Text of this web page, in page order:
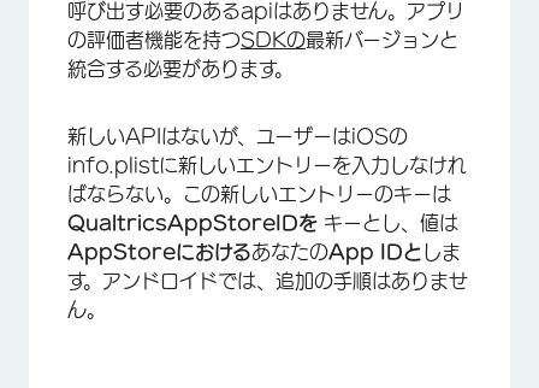
×
呼び出す必要のあるapiはありません。アプリ
の評価者機能を持つSDKの最新バージョンと
統合する必要があります。
新しいAPIはないが、ユーザーはiOSの
info.plistに新しいエントリーを入力しなけれ
ばならない。この新しいエントリーのキーは
QualtricsAppStoreIDを キーとし、値は
AppStoreにおけるあなたのApp IDと しま
す。アンドロイドでは、追加の手順はありませ
ん。